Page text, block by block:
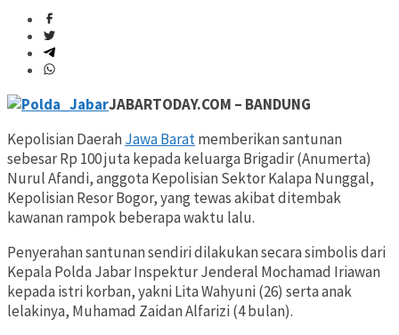
JABARTODAY.COM – BANDUNG
Kepolisian DaerahJawa Baratmemberikan santunan
sebesar Rp 100 juta kepada keluarga Brigadir (Anumerta)
Nurul Afandi, anggota Kepolisian Sektor Kalapa Nunggal,
Kepolisian Resor Bogor, yang tewas akibat ditembak
kawanan rampok beberapa waktu lalu.
Penyerahan santunan sendiri dilakukan secara simbolis dari
Kepala Polda Jabar Inspektur Jenderal Mochamad Iriawan
kepada istri korban, yakni Lita Wahyuni (26) serta anak
lelakinya, Muhamad Zaidan Alfarizi (4 bulan).